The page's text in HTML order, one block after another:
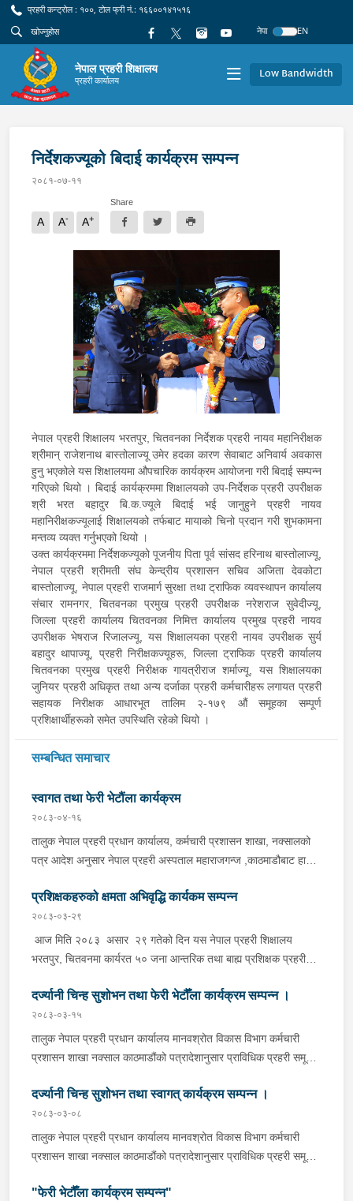
प्रहरी कन्ट्रोल : १००, टोल फ्री नं.: १६६००१४१५१६
नेपा
EN
नेपाल प्रहरी शिक्षालय
प्रहरी कार्यालय Low Bandwidth
निर्देशकज्यूको बिदाई कार्यक्रम सम्पन्न
२०८१-०७-११
A A- A+
Share
नेपाल प्रहरी शिक्षालय भरतपुर, चितवनका निर्देशक प्रहरी नायव महानिरीक्षक
श्रीमान् राजेशनाथ बास्तोलाज्यू उमेर हदका कारण सेवाबाट अनिवार्य अवकास
हुनु भएकोले यस शिक्षालयमा औपचारिक कार्यक्रम आयोजना गरी बिदाई सम्पन्न
गरिएको थियो । बिदाई कार्यक्रममा शिक्षालयको उप-निर्देशक प्रहरी उपरीक्षक
श्री भरत बहादुर बि.क.ज्यूले बिदाई भई जानुहुने प्रहरी नायव
महानिरीक्षकज्यूलाई शिक्षालयको तर्फबाट मायाको चिनो प्रदान गरी शुभकामना
मन्तव्य व्यक्त गर्नुभएको थियो ।
उक्त कार्यक्रममा निर्देशकज्यूको पूजनीय पिता पूर्व सांसद हरिनाथ बास्तोलाज्यू,
नेपाल प्रहरी श्रीमती संघ केन्द्रीय प्रशासन सचिव अजिता देवकोटा
बास्तोलाज्यू, नेपाल प्रहरी राजमार्ग सुरक्षा तथा ट्राफिक व्यवस्थापन कार्यालय
संचार रामनगर, चितवनका प्रमुख प्रहरी उपरीक्षक नरेशराज सुवेदीज्यू,
जिल्ला प्रहरी कार्यालय चितवनका निमित्त कार्यालय प्रमुख प्रहरी नायव
उपरीक्षक भेषराज रिजालज्यू, यस शिक्षालयका प्रहरी नायव उपरीक्षक सुर्य
बहादुर थापाज्यू, प्रहरी निरीक्षकज्यूहरू, जिल्ला ट्राफिक प्रहरी कार्यालय
चितवनका प्रमुख प्रहरी निरीक्षक गायत्रीराज शर्माज्यू, यस शिक्षालयका
जुनियर प्रहरी अधिकृत तथा अन्य दर्जाका प्रहरी कर्मचारीहरू लगायत प्रहरी
सहायक निरीक्षक आधारभूत तालिम २-१७९ औं समूहका सम्पूर्ण
प्रशिक्षार्थीहरूको समेत उपस्थिति रहेको थियो ।
सम्बन्धित समाचार
स्वागत तथा फेरी भेटौंला कार्यक्रम
२०८३-०४-१६
तालुक नेपाल प्रहरी प्रधान कार्यालय, कर्मचारी प्रशासन शाखा, नक्सालको
पत्र आदेश अनुसार नेपाल प्रहरी अस्पताल महाराजगन्ज ,काठमाडौबाट हाजिर
प्रहरी कार्यालय भरतपुर चितवन बाट प्रहरी नायव निरीक्षक रन्जित
के.सि.ज्यूहरूलाई स्वागत र नेपाल प्रहरी शिक्षालय,भरतपुरबाट नेपाल प्रहरी
अस्पताल महाराजगन्ज काठमाडौ सरुवा हुनु भएका प्राबिधिक प्रहरी निरीक्षक
डा. सुप्रीती सिलवालज्यूलाई शुभकामना दिनु भएको थियो ।
प्रशिक्षकहरुको क्षमता अभिवृद्धि कार्यकम सम्पन्न
२०८३-०३-२९
आज मिति २०८३ असार २९ गतेको दिन यस नेपाल प्रहरी शिक्षालय
भरतपुर, चितवनमा कार्यरत ५० जना आन्तरिक तथा बाह्य प्रशिक्षक प्रहरी
महिनावारी" विषयमा दुईजना बाह्य अतिथि सहजकर्ताहरूद्दारा अभिमुखीकरण
कार्यक्रम सम्पन्न गरिएको थियो ।
दर्ज्यानी चिन्ह सुशोभन तथा फेरी भेटौँला कार्यक्रम सम्पन्न ।
२०८३-०३-१५
तालुक नेपाल प्रहरी प्रधान कार्यालय मानवश्रोत विकास विभाग कर्मचारी
प्रशासन शाखा नक्साल काठमाडौंको पत्रादेशानुसार प्राविधिक प्रहरी समूह
प्रहरी कर्मचारीलाई दर्ज्यानी चिन्ह सुशोभन कार्यक्रम सम्पन्न ।उक्त
कार्यक्रममा शिक्षालयका समादेशकज्यूले बढुवा हुनु भएको प्रहरी कर्मचारीलाई
हार्दिक बधाई दिंदै सफलताको शुभकामना व्यक्त गर्नु भएको थियो । साथै सरुवा
भई यस नेपाल प्रहरी शिक्षालय, भरतपुरबाट बागमती प्रदेश प्रहरी गण
नेपाल प्रहरी शिक्षालय परिवारको तर्फबाट सफल कार्यकालको शुभकामना
दर्ज्यानी चिन्ह सुशोभन तथा स्वागत् कार्यक्रम सम्पन्न ।
२०८३-०३-०८
तालुक नेपाल प्रहरी प्रधान कार्यालय मानवश्रोत विकास विभाग कर्मचारी
प्रशासन शाखा नक्साल काठमाडौंको पत्रादेशानुसार प्राविधिक प्रहरी समूह
हवल्दार पदबाट प्रहरी हवल्दारमा र प्रहरी जवानबाट प्रहरी सहायक हवल्दार
"फेरी भेटौँला कार्यक्रम सम्पन्न"